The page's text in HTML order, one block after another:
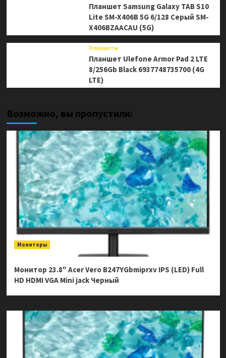
Планшет Samsung Galaxy TAB S10
Lite SM-X406B 5G 6/128 Серый SM-
X406BZAACAU (5G)
Планшеты
Планшет Ulefone Armor Pad 2 LTE
8/256Gb Black 6937748735700 (4G
LTE)
Возможно, вы пропустили:
Мониторы
Монитор 23.8″ Acer Vero B247YGbmiprxv IPS (LED) Full
HD HDMI VGA Mini jack Черный